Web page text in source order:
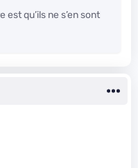
qu’ils ne s’en sont